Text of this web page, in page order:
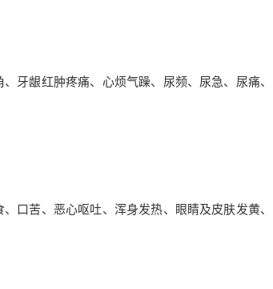
牙龈红肿疼痛、心烦气躁、尿频、尿急、尿痛、
口苦、恶心呕吐、浑身发热、眼睛及皮肤发黄、